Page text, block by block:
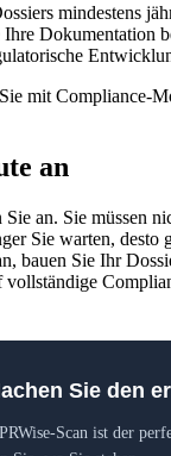
mindestens
Dokumentation
mit Compliance-
an
an. Sie müssen
Sie warten, desto
bauen Sie Ihr
vollständige
Sie den
Scan ist der